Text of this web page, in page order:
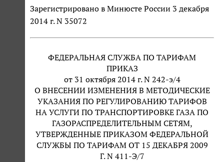
Зарегистрировано в Минюсте России 3 декабря
2014 г. N 35072
ФЕДЕРАЛЬНАЯ СЛУЖБА ПО ТАРИФАМ
ПРИКАЗ
от 31 октября 2014 г. N 242-э/4
О ВНЕСЕНИИ ИЗМЕНЕНИЯ В МЕТОДИЧЕСКИЕ
УКАЗАНИЯ ПО РЕГУЛИРОВАНИЮ ТАРИФОВ
НА УСЛУГИ ПО ТРАНСПОРТИРОВКЕ ГАЗА ПО
ГАЗОРАСПРЕДЕЛИТЕЛЬНЫМ СЕТЯМ,
УТВЕРЖДЕННЫЕ ПРИКАЗОМ ФЕДЕРАЛЬНОЙ
СЛУЖБЫ ПО ТАРИФАМ ОТ 15 ДЕКАБРЯ 2009
Г. N 411-Э/7